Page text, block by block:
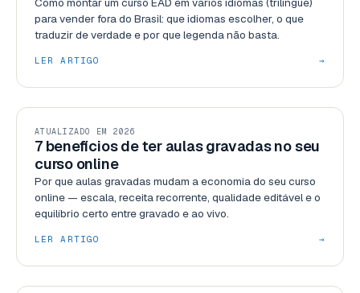
para vender fora do Brasil: que idiomas escolher, o que
traduzir de verdade e por que legenda não basta.
LER ARTIGO →
RECURSOS
ATUALIZADO EM 2026
7 benefícios de ter aulas gravadas no seu
curso online
Por que aulas gravadas mudam a economia do seu curso
online — escala, receita recorrente, qualidade editável e o
equilíbrio certo entre gravado e ao vivo.
LER ARTIGO →